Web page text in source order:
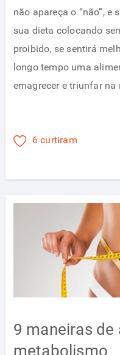
não apareça o “não”, e
sua dieta colocando
proibido, se sentirá
longo tempo uma
emagrecer e triunfar
6 curtiram
9 maneiras de
metabolismo